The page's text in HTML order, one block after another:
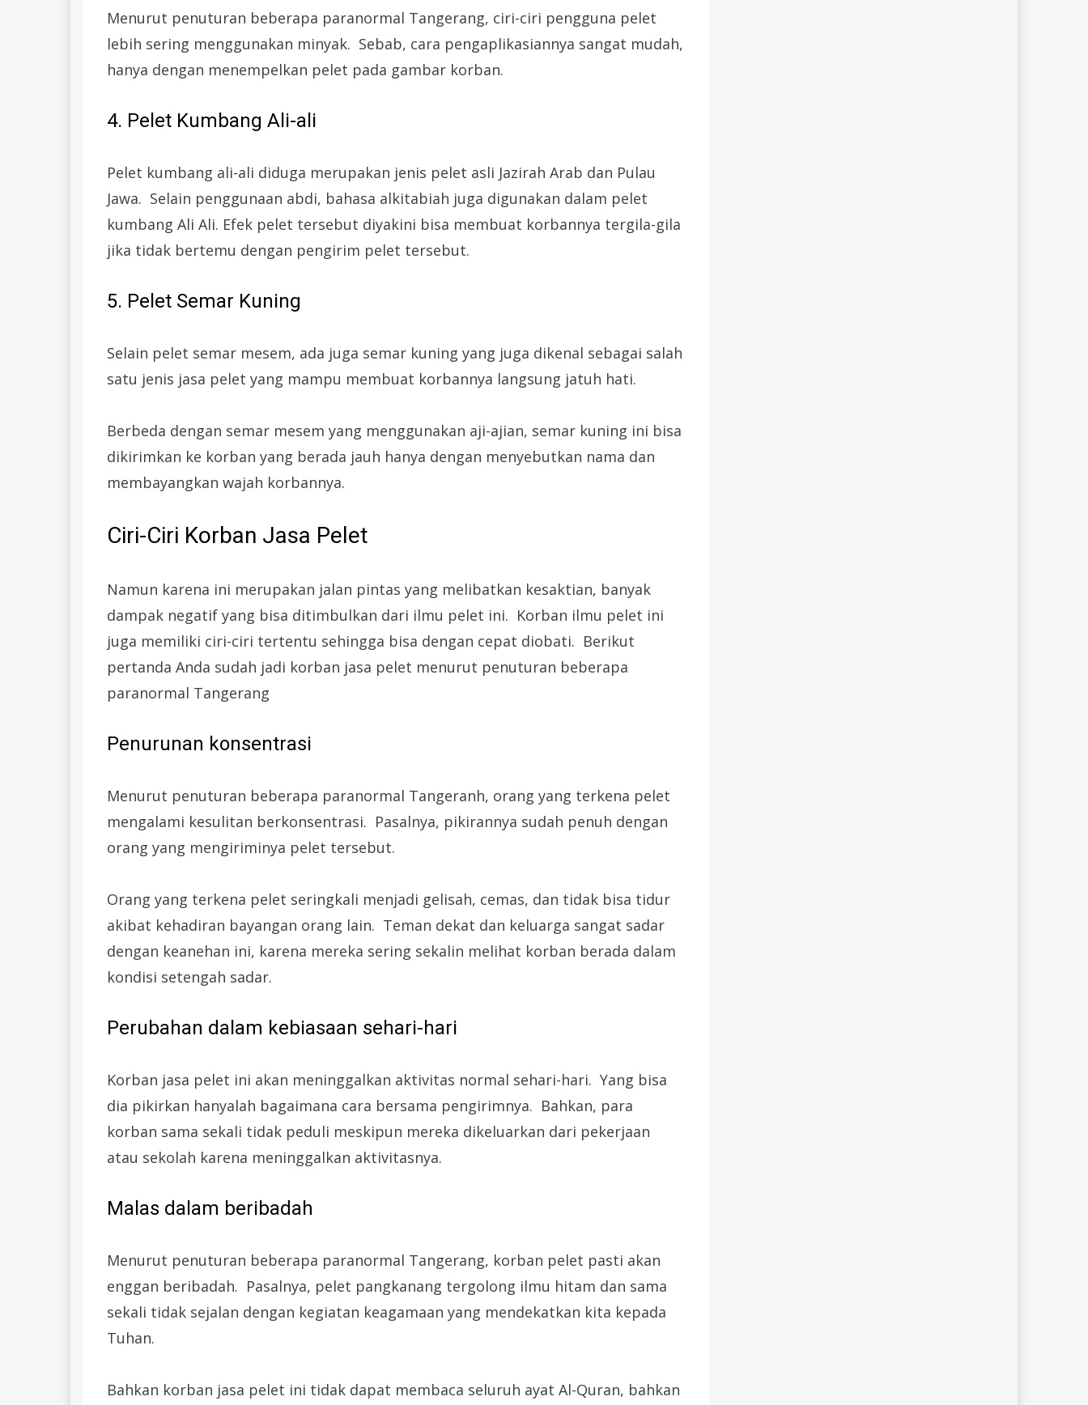
Menurut penuturan beberapa paranormal Tangerang, ciri-ciri pengguna pelet
lebih sering menggunakan minyak. Sebab, cara pengaplikasiannya sangat mudah,
hanya dengan menempelkan pelet pada gambar korban.
4. Pelet Kumbang Ali-ali
Pelet kumbang ali-ali diduga merupakan jenis pelet asli Jazirah Arab dan Pulau
Jawa. Selain penggunaan abdi, bahasa alkitabiah juga digunakan dalam pelet
kumbang Ali Ali. Efek pelet tersebut diyakini bisa membuat korbannya tergila-gila
jika tidak bertemu dengan pengirim pelet tersebut.
5. Pelet Semar Kuning
Selain pelet semar mesem, ada juga semar kuning yang juga dikenal sebagai salah
satu jenis jasa pelet yang mampu membuat korbannya langsung jatuh hati.
Berbeda dengan semar mesem yang menggunakan aji-ajian, semar kuning ini bisa
dikirimkan ke korban yang berada jauh hanya dengan menyebutkan nama dan
membayangkan wajah korbannya.
Ciri-Ciri Korban Jasa Pelet
Namun karena ini merupakan jalan pintas yang melibatkan kesaktian, banyak
dampak negatif yang bisa ditimbulkan dari ilmu pelet ini. Korban ilmu pelet ini
juga memiliki ciri-ciri tertentu sehingga bisa dengan cepat diobati. Berikut
pertanda Anda sudah jadi korban jasa pelet menurut penuturan beberapa
paranormal Tangerang
Penurunan konsentrasi
Menurut penuturan beberapa paranormal Tangeranh, orang yang terkena pelet
mengalami kesulitan berkonsentrasi. Pasalnya, pikirannya sudah penuh dengan
orang yang mengiriminya pelet tersebut.
Orang yang terkena pelet seringkali menjadi gelisah, cemas, dan tidak bisa tidur
akibat kehadiran bayangan orang lain. Teman dekat dan keluarga sangat sadar
dengan keanehan ini, karena mereka sering sekalin melihat korban berada dalam
kondisi setengah sadar.
Perubahan dalam kebiasaan sehari-hari
Korban jasa pelet ini akan meninggalkan aktivitas normal sehari-hari. Yang bisa
dia pikirkan hanyalah bagaimana cara bersama pengirimnya. Bahkan, para
korban sama sekali tidak peduli meskipun mereka dikeluarkan dari pekerjaan
atau sekolah karena meninggalkan aktivitasnya.
Malas dalam beribadah
Menurut penuturan beberapa paranormal Tangerang, korban pelet pasti akan
enggan beribadah. Pasalnya, pelet pangkanang tergolong ilmu hitam dan sama
sekali tidak sejalan dengan kegiatan keagamaan yang mendekatkan kita kepada
Tuhan.
Bahkan korban jasa pelet ini tidak dapat membaca seluruh ayat Al-Quran, bahkan